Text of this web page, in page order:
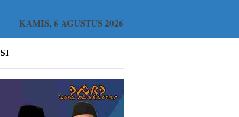
KAMIS, 6 AGUSTUS 2026